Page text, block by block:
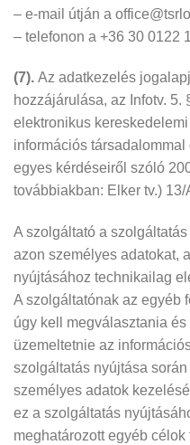
– e-mail útján a
– telefonon a +36 30 0122
(7). Az adatkezelés
hozzájárulása, az Infotv. 5.
elektronikus
információs
egyes kérdéseiről szóló
továbbiakban: Elker tv.)
A szolgáltató a
azon személyes adatokat,
nyújtásához technikailag
A szolgáltatónak az egyéb
úgy kell megválasztania és
üzemeltetnie az
szolgáltatás nyújtása
személyes adatok
ez a szolgáltatás
meghatározott egyéb